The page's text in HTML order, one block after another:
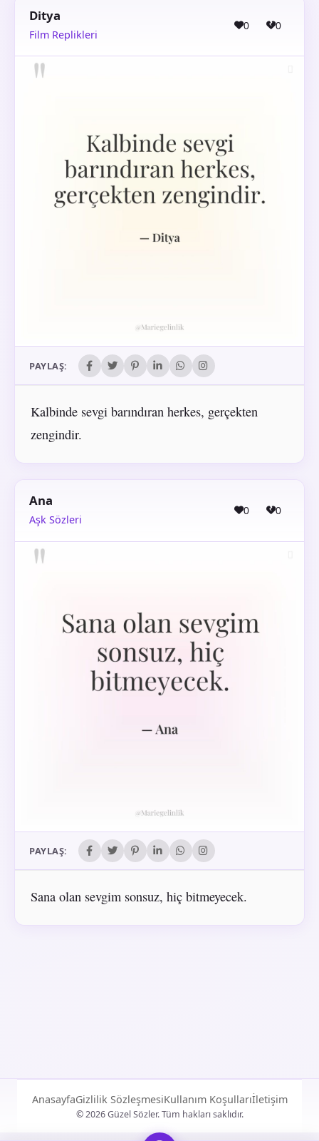
Ditya
Film Replikleri
0 0
PAYLAŞ:
Kalbinde sevgi barındıran herkes, gerçekten
zengindir.
Ana
Aşk Sözleri
0 0
PAYLAŞ:
Sana olan sevgim sonsuz, hiç bitmeyecek.
AnasayfaGizlilik SözleşmesiKullanım Koşullarıİletişim
© 2026 Güzel Sözler. Tüm hakları saklıdır.